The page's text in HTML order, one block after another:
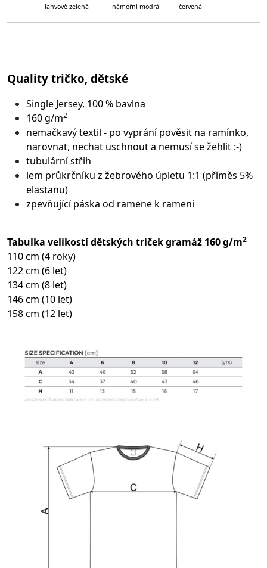
lahvově zelená námořní modrá červená
Quality tričko, dětské
Single Jersey, 100 % bavlna
160 g/m2
nemačkavý textil - po vyprání pověsit na ramínko,
narovnat, nechat uschnout a nemusí se žehlit :-)
tubulární střih
lem průkrčníku z žebrového úpletu 1:1 (příměs 5%
elastanu)
zpevňující páska od ramene k rameni
Tabulka velikostí dětských triček gramáž 160 g/m2
110 cm (4 roky)
122 cm (6 let)
134 cm (8 let)
146 cm (10 let)
158 cm (12 let)